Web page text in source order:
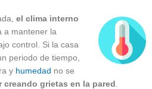
el clima interno
a mantener la
control. Si la casa
periodo de tiempo,
y humedad no se
creando grietas en la pared